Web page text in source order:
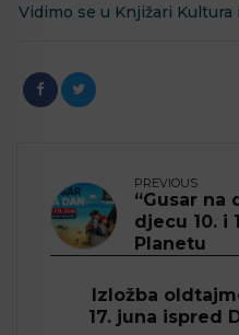
Vidimo se u Knjižari Kultura
PREVIOUS
“Gusar na
djecu 10. i
Planetu
Izložba
17. juna ispred